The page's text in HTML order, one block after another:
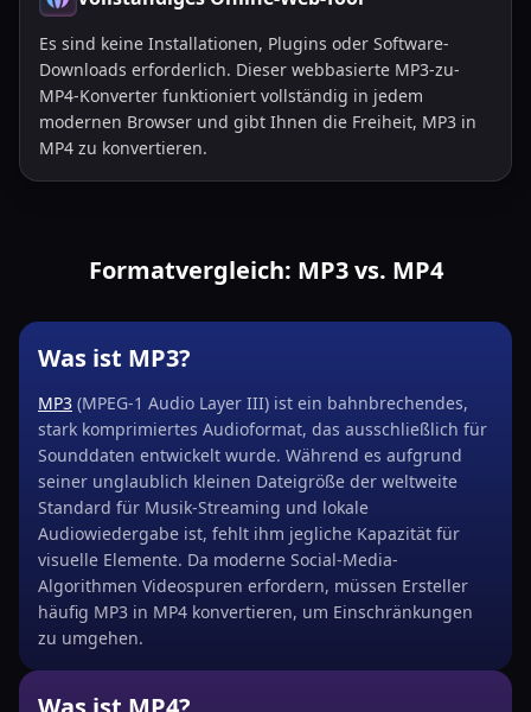
Es sind keine Installationen, Plugins oder Software-
Downloads erforderlich. Dieser webbasierte MP3-zu-
MP4-Konverter funktioniert vollständig in jedem
modernen Browser und gibt Ihnen die Freiheit, MP3 in
MP4 zu konvertieren.
Formatvergleich: MP3 vs. MP4
Was ist MP3?
MP3 (MPEG-1 Audio Layer III) ist ein bahnbrechendes,
stark komprimiertes Audioformat, das ausschließlich für
Sounddaten entwickelt wurde. Während es aufgrund
seiner unglaublich kleinen Dateigröße der weltweite
Standard für Musik-Streaming und lokale
Audiowiedergabe ist, fehlt ihm jegliche Kapazität für
visuelle Elemente. Da moderne Social-Media-
Algorithmen Videospuren erfordern, müssen Ersteller
häufig MP3 in MP4 konvertieren, um Einschränkungen
zu umgehen.